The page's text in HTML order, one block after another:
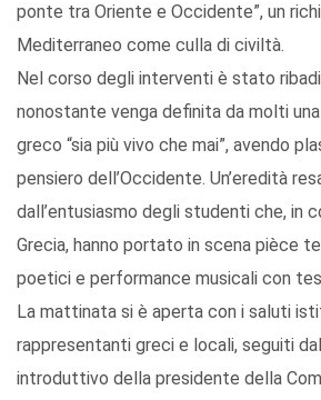
ponte tra Oriente e Occidente”, un
Mediterraneo come culla di civiltà.
Nel corso degli interventi è stato
nonostante venga definita da molti una
greco “sia più vivo che mai”, avendo
pensiero dell’Occidente. Un’eredità
dall’entusiasmo degli studenti che, in
Grecia, hanno portato in scena pièce
poetici e performance musicali con
La mattinata si è aperta con i saluti
rappresentanti greci e locali, seguiti
introduttivo della presidente della